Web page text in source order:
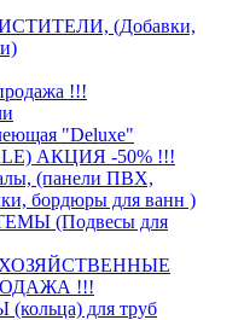
(Добавки,
!!!
"Deluxe"
АКЦИЯ -50% !!!
(панели ПВХ,
бордюры для ванн )
(Подвесы для
!!!
для труб